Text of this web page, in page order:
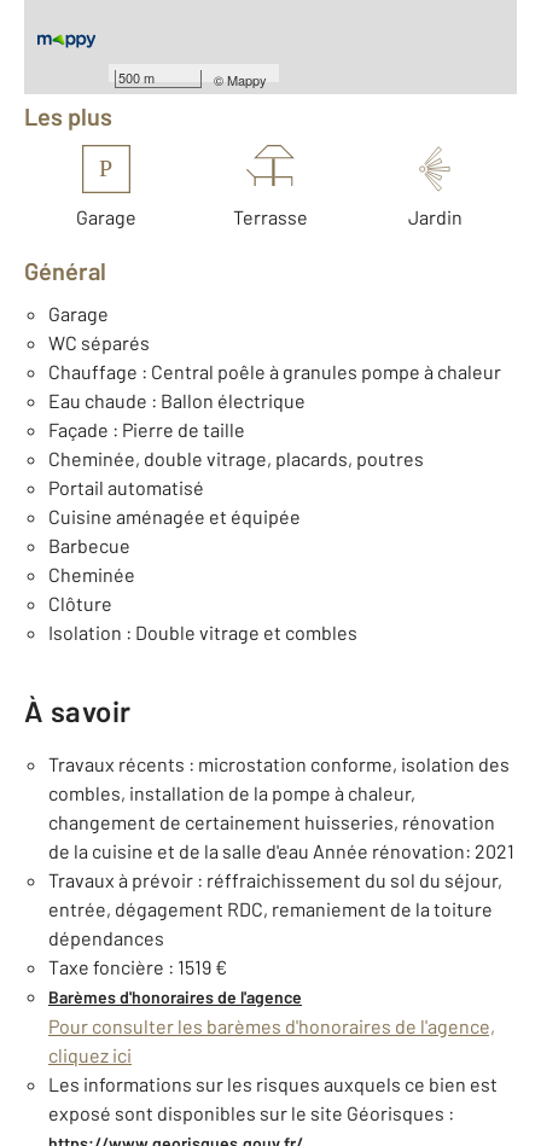
500 m ©Mappy
Équipements
Les plus
P
Garage Terrasse Jardin
Général
Garage
WC séparés
Chauffage : Central poêle à granules pompe à chaleur
Eau chaude : Ballon électrique
Façade : Pierre de taille
Cheminée, double vitrage, placards, poutres
Portail automatisé
Cuisine aménagée et équipée
Barbecue
Cheminée
Clôture
Isolation : Double vitrage et combles
À savoir
Travaux récents : microstation conforme, isolation des
combles, installation de la pompe à chaleur,
changement de certainement huisseries, rénovation
de la cuisine et de la salle d'eau Année rénovation: 2021
Travaux à prévoir : réffraichissement du sol du séjour,
entrée, dégagement RDC, remaniement de la toiture
dépendances
Taxe foncière : 1519 €
Barèmes d'honoraires de l'agence
Pour consulter les barèmes d'honoraires de l'agence,
cliquez ici
Les informations sur les risques auxquels ce bien est
exposé sont disponibles sur le site Géorisques :